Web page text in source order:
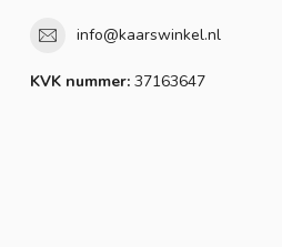
info@kaarswinkel.nl
KVK nummer: 37163647